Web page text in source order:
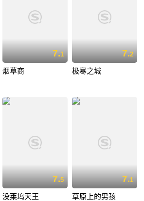
7.1
烟草商
7.2
极寒之城
7.5
没莱坞天王
7.1
草原上的男孩